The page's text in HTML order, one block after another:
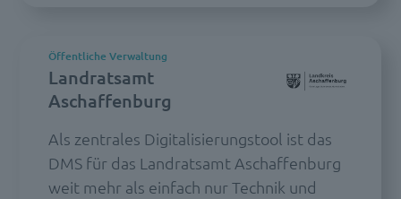
Landratsamt
Aschaffenburg
Öffentliche Verwaltung
Als zentrales Digitalisierungstool ist das
DMS für das Landratsamt Aschaffenburg
weit mehr als einfach nur Technik und